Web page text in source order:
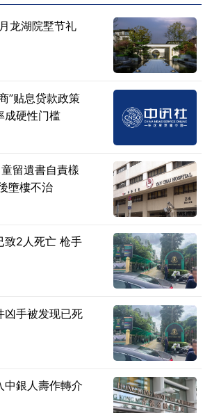
龙湖院墅节礼
”贴息贷款政策
成硬性门槛
留遺書自責樣
墮樓不治
致2人死亡 枪手
凶手被发现已死
中銀人壽作轉介